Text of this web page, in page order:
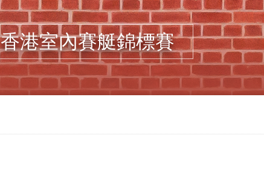
香港室內賽艇錦標賽